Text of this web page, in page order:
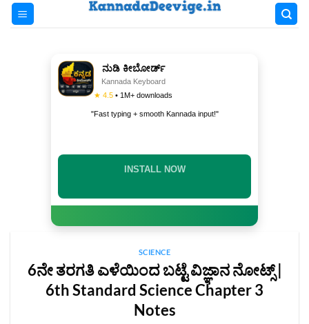
Skip
ನುಡಿ ಕೀಬೋರ್ಡ್
Kannada Keyboard
★ 4.5 • 1M+ downloads
"Fast typing + smooth Kannada input!"
INSTALL NOW
SCIENCE
6ನೇ ತರಗತಿ ಎಳೆಯಿಂದ ಬಟ್ಟೆ ವಿಜ್ಞಾನ ನೋಟ್ಸ್‌ |
6th Standard Science Chapter 3
Notes